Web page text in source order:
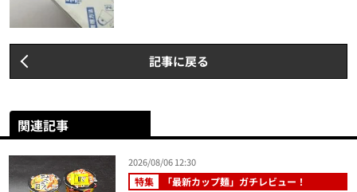
記事に戻る
関連記事
2026/08/06 12:30
特集 「最新カップ麺」ガチレビュー！